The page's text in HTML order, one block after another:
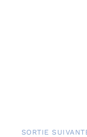
SORTIE